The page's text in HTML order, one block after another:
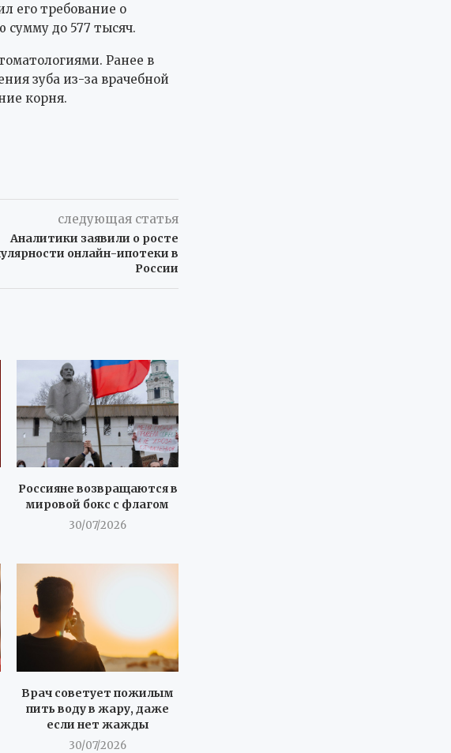
его требование о
сумму до 577 тысяч.
Ранее в
зуба из-за врачебной
корня.
следующая статья
Аналитики заявили о росте
онлайн-ипотеки в
России
Россияне возвращаются в
мировой бокс с флагом
30/07/2026
Врач советует пожилым
пить воду в жару, даже
если нет жажды
30/07/2026